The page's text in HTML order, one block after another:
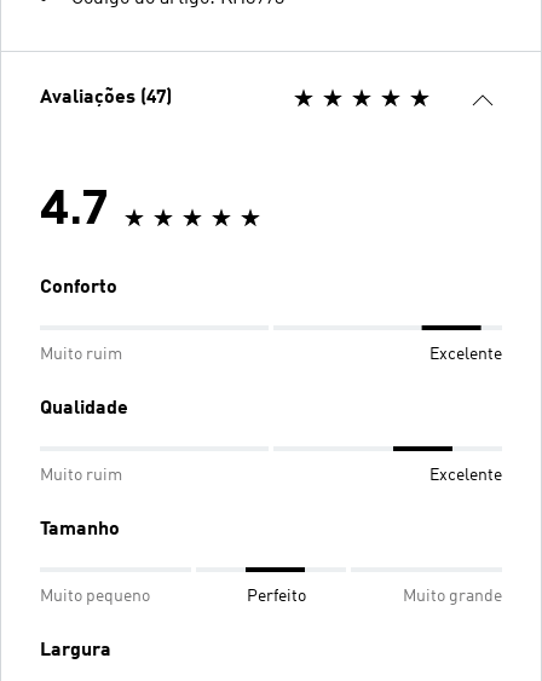
Avaliações (47)
4.7
Conforto
Muito ruim Excelente
Qualidade
Muito ruim Excelente
Tamanho
Muito pequeno Perfeito Muito grande
Largura